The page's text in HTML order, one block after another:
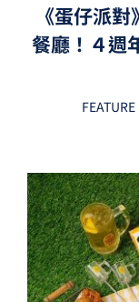
《蛋仔派
餐廳！４週
FEATURE